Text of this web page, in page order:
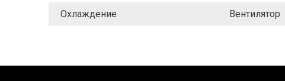
Охлаждение Вентилятор